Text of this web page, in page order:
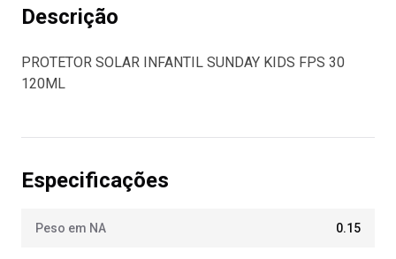
Descrição
PROTETOR SOLAR INFANTIL SUNDAY KIDS FPS 30
120ML
Especificações
Peso em NA 0.15